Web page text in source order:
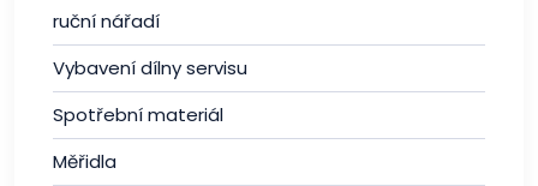
ruční nářadí
Vybavení dílny servisu
Spotřební materiál
Měřidla